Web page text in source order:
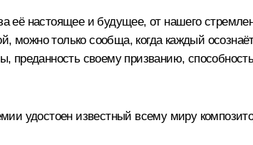
её настоящее и будущее, от нашего
можно только сообща, когда каждый
преданность своему призванию,
удостоен известный всему миру